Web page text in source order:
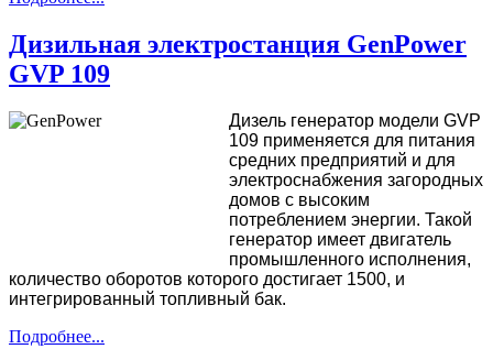
Дизильная электростанция GenPower
GVP 109
Дизель генератор модели GVP
109 применяется для питания
средних предприятий и для
электроснабжения загородных
домов с высоким
потреблением энергии. Такой
генератор имеет двигатель
промышленного исполнения,
количество оборотов которого достигает 1500, и
интегрированный топливный бак.
Подробнее...